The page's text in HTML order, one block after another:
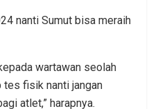
nanti Sumut bisa meraih
wartawan seolah
tes fisik nanti jangan
atlet,” harapnya.